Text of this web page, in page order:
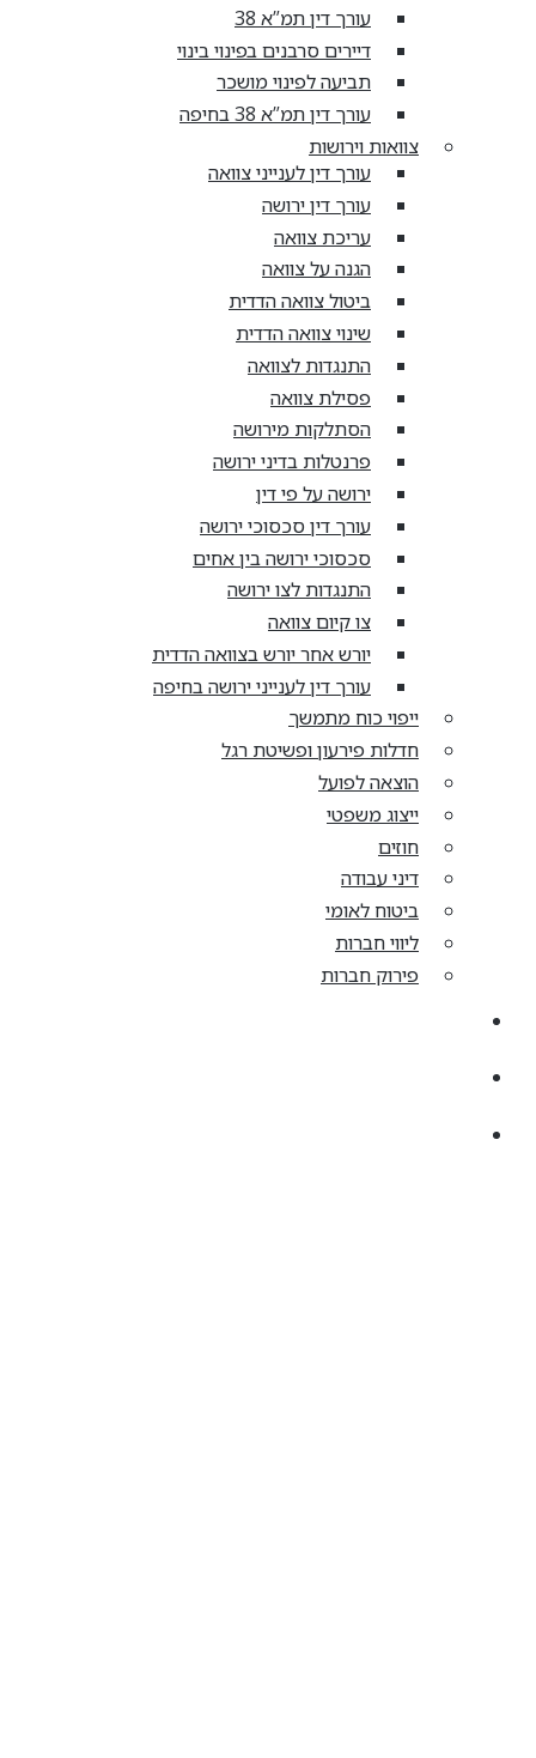
עורך דין תמ”א 38
דיירים סרבנים בפינוי בינוי
תביעה לפינוי מושכר
עורך דין תמ”א 38 בחיפה
צוואות וירושות
עורך דין לענייני צוואה
עורך דין ירושה
עריכת צוואה
הגנה על צוואה
ביטול צוואה הדדית
שינוי צוואה הדדית
התנגדות לצוואה
פסילת צוואה
הסתלקות מירושה
פרנטלות בדיני ירושה
ירושה על פי דין
עורך דין סכסוכי ירושה
סכסוכי ירושה בין אחים
התנגדות לצו ירושה
צו קיום צוואה
יורש אחר יורש בצוואה הדדית
עורך דין לענייני ירושה בחיפה
ייפוי כוח מתמשך
חדלות פירעון ופשיטת רגל
הוצאה לפועל
ייצוג משפטי
חוזים
דיני עבודה
ביטוח לאומי
ליווי חברות
פירוק חברות